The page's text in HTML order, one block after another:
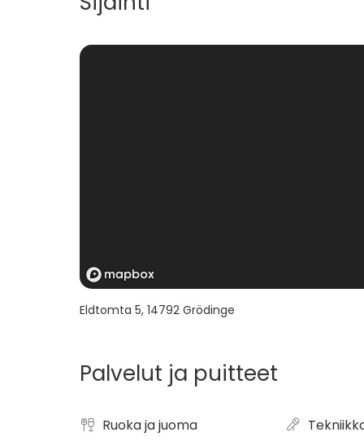
Eldtomta 5, 14792 Grödinge
Palvelut ja puitteet
Ruoka ja juoma